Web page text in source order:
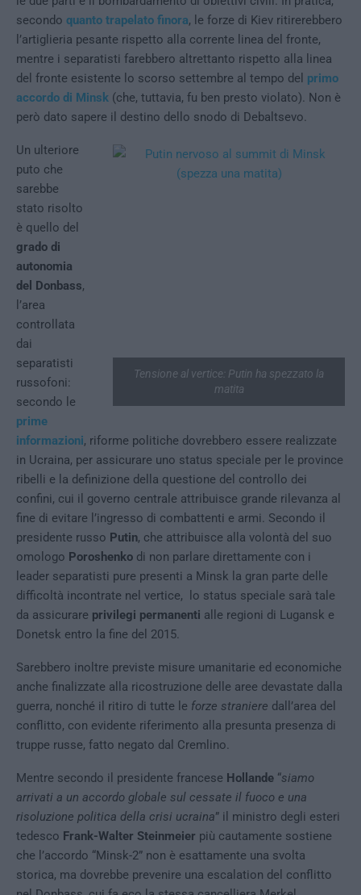
secondo quanto trapelato finora, le forze di Kiev ritirerebbero
l’artiglieria pesante rispetto alla corrente linea del fronte,
mentre i separatisti farebbero altrettanto rispetto alla linea
del fronte esistente lo scorso settembre al tempo del primo
accordo di Minsk (che, tuttavia, fu ben presto violato). Non è
però dato sapere il destino dello snodo di Debaltsevo.
Tensione al vertice: Putin ha spezzato la
matita
Un ulteriore
puto che
sarebbe
stato risolto
è quello del
grado di
autonomia
del Donbass,
l’area
controllata
dai
separatisti
russofoni:
secondo le
prime
informazioni, riforme politiche dovrebbero essere realizzate
in Ucraina, per assicurare uno status speciale per le province
ribelli e la definizione della questione del controllo dei
confini, cui il governo centrale attribuisce grande rilevanza al
fine di evitare l’ingresso di combattenti e armi. Secondo il
presidente russo Putin, che attribuisce alla volontà del suo
omologo Poroshenko di non parlare direttamente con i
leader separatisti pure presenti a Minsk la gran parte delle
difficoltà incontrate nel vertice, lo status speciale sarà tale
da assicurare privilegi permanenti alle regioni di Lugansk e
Donetsk entro la fine del 2015.
Sarebbero inoltre previste misure umanitarie ed economiche
anche finalizzate alla ricostruzione delle aree devastate dalla
guerra, nonché il ritiro di tutte le forze straniere dall’area del
conflitto, con evidente riferimento alla presunta presenza di
truppe russe, fatto negato dal Cremlino.
Mentre secondo il presidente francese Hollande “siamo
arrivati a un accordo globale sul cessate il fuoco e una
risoluzione politica della crisi ucraina” il ministro degli esteri
tedesco Frank-Walter Steinmeier più cautamente sostiene
che l’accordo “Minsk-2” non è esattamente una svolta
storica, ma dovrebbe prevenire una escalation del conflitto